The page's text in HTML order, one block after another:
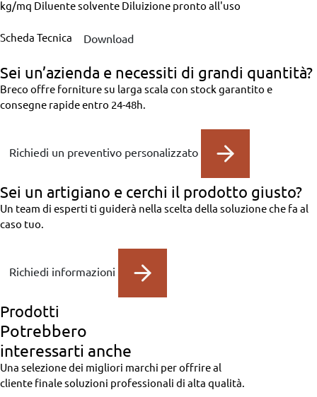
kg/mq Diluentesolvente Diluizione pronto all'uso
Scheda Tecnica Download
Sei un’azienda e necessiti di grandi quantità?
Breco offre forniture su larga scala con stock garantito e
consegne rapide entro 24-48h.
Richiedi un preventivo personalizzato
Sei un artigiano e cerchi il prodotto giusto?
Un team di esperti ti guiderà nella scelta della soluzione che fa al
caso tuo.
Richiedi informazioni
Prodotti
Potrebbero
interessarti anche
Una selezione dei migliori marchi per offrire al
cliente finale soluzioni professionali di alta qualità.